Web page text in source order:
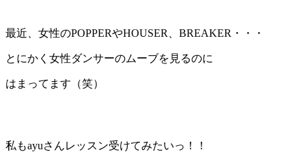
最近、女性のPOPPERやHOUSER、BREAKER・・・
とにかく女性ダンサーのムーブを見るのに
はまってます（笑）
私もayuさんレッスン受けてみたいっ！！